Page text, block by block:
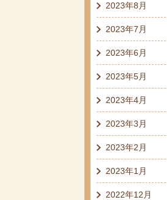
2023年8月
2023年7月
2023年6月
2023年5月
2023年4月
2023年3月
2023年2月
2023年1月
2022年12月